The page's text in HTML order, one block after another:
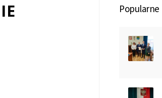
Popularne